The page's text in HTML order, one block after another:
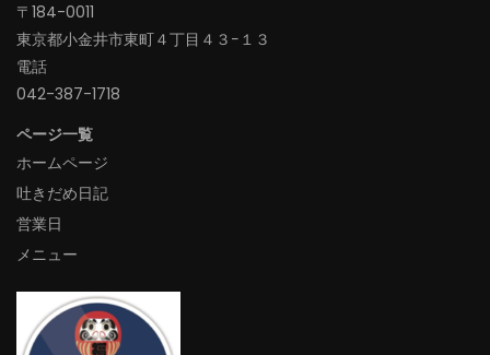
〒184-0011
東京都小金井市東町４丁目４３−１３
電話
042-387-1718‬
ページ一覧
ホームページ
吐きだめ日記
営業日
メニュー